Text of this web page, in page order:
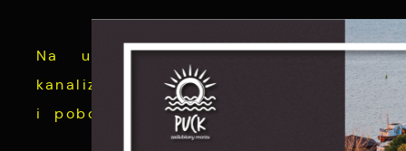
Na ulicy 10-go Lutego
kanalizacja oraz odtworzona
i pobocza ulicy 10-go Lutego.